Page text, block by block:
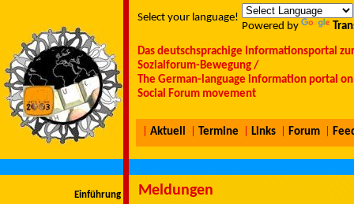
Select your language!
Powered by
Das deutschsprachige Informationsportal
Sozialforum-Bewegung /
The German-language information portal
Social Forum movement
Aktuell Termine Links Forum
Einführung Meldungen